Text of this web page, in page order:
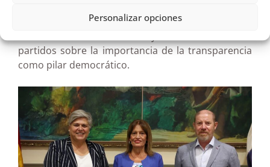
Personalizar opciones
El objetivo de estas reuniones es fomentar la
partidos sobre la importancia de la transparencia
como pilar democrático.